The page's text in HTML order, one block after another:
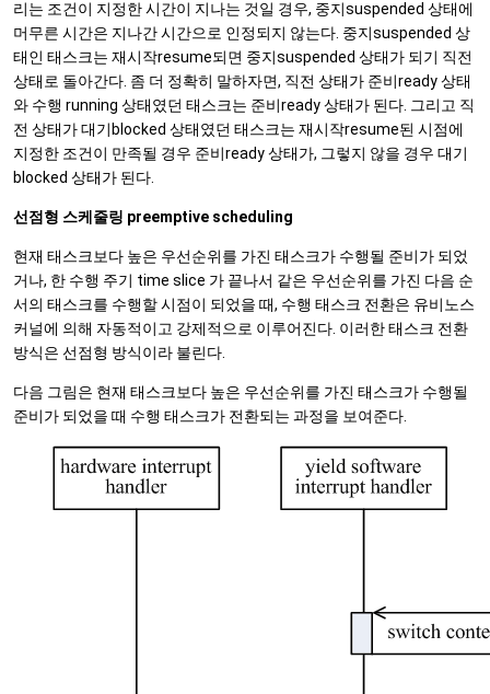
리는 조건이 지정한 시간이 지나는 것일 경우, 중지suspended 상태에
머무른 시간은 지나간 시간으로 인정되지 않는다. 중지suspended 상
태인 태스크는 재시작resume되면 중지suspended 상태가 되기 직전
상태로 돌아간다. 좀 더 정확히 말하자면, 직전 상태가 준비ready 상태
와 수행 running 상태였던 태스크는 준비ready 상태가 된다. 그리고 직
전 상태가 대기blocked 상태였던 태스크는 재시작resume된 시점에
지정한 조건이 만족될 경우 준비ready 상태가, 그렇지 않을 경우 대기
blocked 상태가 된다.
선점형 스케줄링 preemptive scheduling
현재 태스크보다 높은 우선순위를 가진 태스크가 수행될 준비가 되었
거나, 한 수행 주기 time slice 가 끝나서 같은 우선순위를 가진 다음 순
서의 태스크를 수행할 시점이 되었을 때, 수행 태스크 전환은 유비노스
커널에 의해 자동적이고 강제적으로 이루어진다. 이러한 태스크 전환
방식은 선점형 방식이라 불린다.
다음 그림은 현재 태스크보다 높은 우선순위를 가진 태스크가 수행될
준비가 되었을 때 수행 태스크가 전환되는 과정을 보여준다.